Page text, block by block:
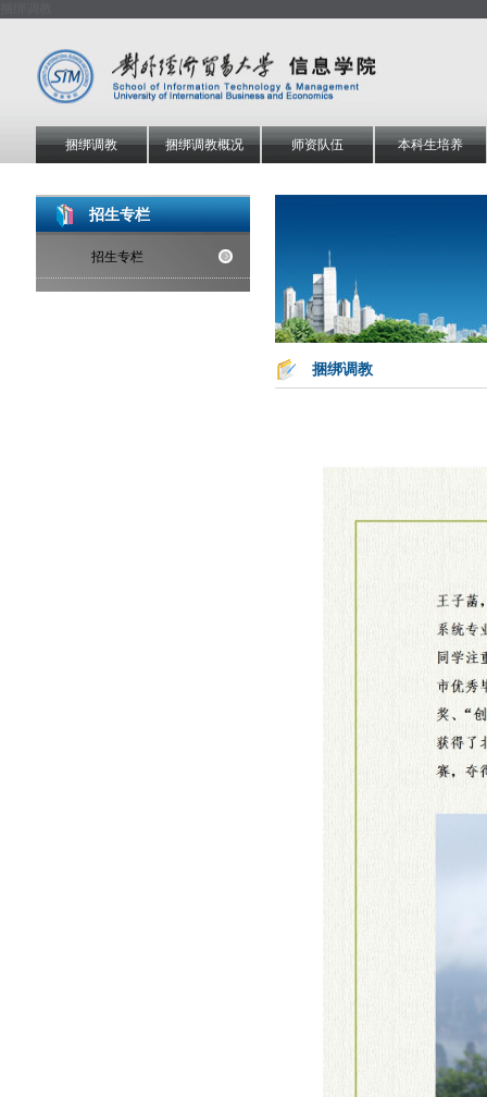
捆绑调教 捆绑调教概况 师资队伍 本科生培养
招生专栏
招生专栏
捆绑调教